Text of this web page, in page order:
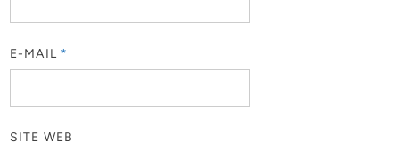
E-MAIL *
SITE WEB